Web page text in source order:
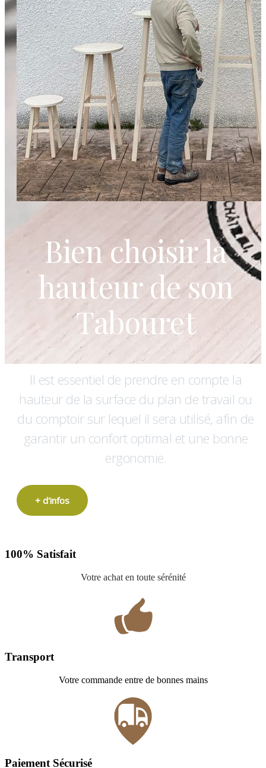
Bien choisir la
hauteur de son
Tabouret
Il est essentiel de prendre en compte la
hauteur de la surface du plan de travail ou
du comptoir sur lequel il sera utilisé, afin de
garantir un confort optimal et une bonne
ergonomie.
+ d'infos
100% Satisfait
Votre achat en toute sérénité
Transport
Votre commande entre de bonnes mains
Paiement Sécurisé